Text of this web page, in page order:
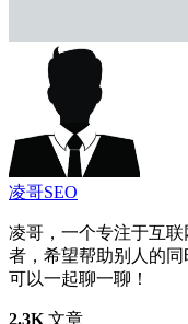
凌哥SEO
凌哥，一个专注于互
者，希望帮助别人的
可以一起聊一聊！
2.3K 文章